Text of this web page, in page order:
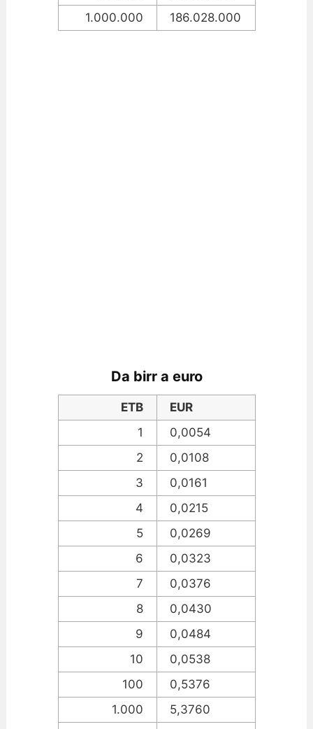
1.000.000
186.028.000
Da birr a euro
ETB
EUR
1
0,0054
2
0,0108
3
0,0161
4
0,0215
5
0,0269
6
0,0323
7
0,0376
8
0,0430
9
0,0484
10
0,0538
100
0,5376
1.000
5,3760